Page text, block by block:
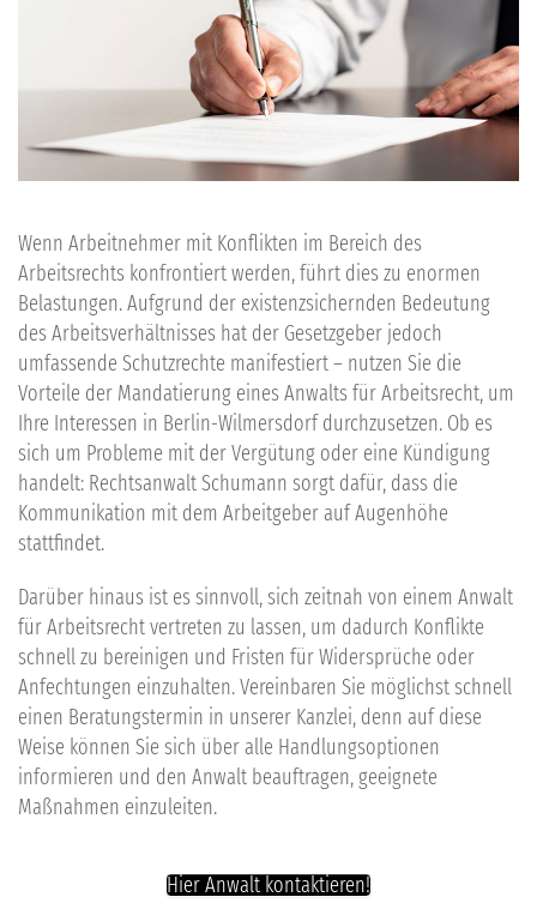
Wenn Arbeitnehmer mit Konflikten im Bereich des
Arbeitsrechts konfrontiert werden, führt dies zu enormen
Belastungen. Aufgrund der existenzsichernden Bedeutung
des Arbeitsverhältnisses hat der Gesetzgeber jedoch
umfassende Schutzrechte manifestiert – nutzen Sie die
Vorteile der Mandatierung eines Anwalts für Arbeitsrecht, um
Ihre Interessen in Berlin-Wilmersdorf durchzusetzen. Ob es
sich um Probleme mit der Vergütung oder eine Kündigung
handelt: Rechtsanwalt Schumann sorgt dafür, dass die
Kommunikation mit dem Arbeitgeber auf Augenhöhe
stattfindet.
Darüber hinaus ist es sinnvoll, sich zeitnah von einem Anwalt
für Arbeitsrecht vertreten zu lassen, um dadurch Konflikte
schnell zu bereinigen und Fristen für Widersprüche oder
Anfechtungen einzuhalten. Vereinbaren Sie möglichst schnell
einen Beratungstermin in unserer Kanzlei, denn auf diese
Weise können Sie sich über alle Handlungsoptionen
informieren und den Anwalt beauftragen, geeignete
Maßnahmen einzuleiten.
Hier Anwalt kontaktieren!